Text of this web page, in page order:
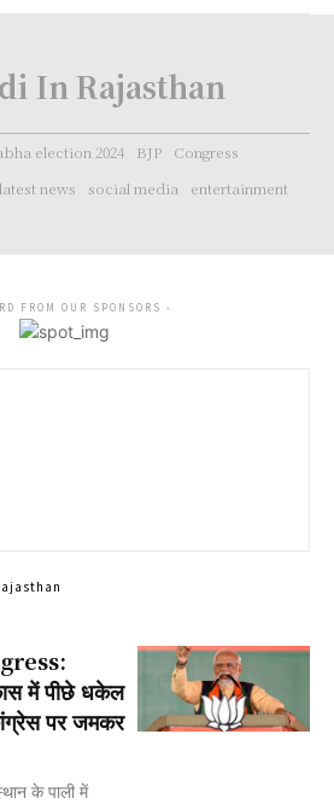
In Rajasthan
election 2024 BJP
Congress
latest news social media entertainment
में पीछे धकेल
पर जमकर
के पाली में
FROM OUR SPONSORS -